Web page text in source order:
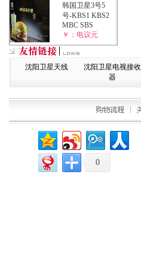
韩国卫星3号5
号-KBS1 KBS2
MBC SBS
￥：电议元
沈阳卫星天线
沈阳卫星电视接收
器
0